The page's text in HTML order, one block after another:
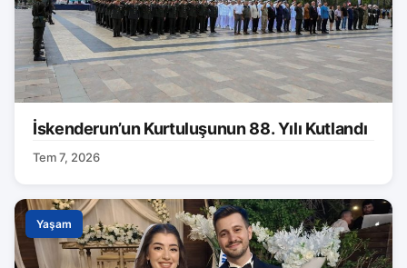
İskenderun’un Kurtuluşunun 88. Yılı Kutlandı
Tem 7, 2026
Yaşam